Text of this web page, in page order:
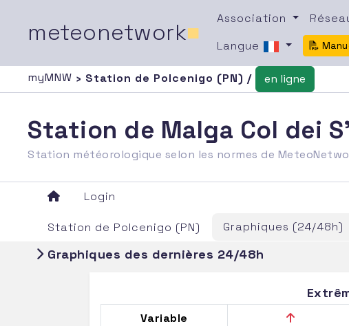
meteonetwork■
Association
Langue
myMNW › Station de Polcenigo (PN) / en ligne
Station de Malga Col dei
Station météorologique selon les normes de
Login
Station de Polcenigo (PN) Graphiques (24/48h)
Graphiques des dernières 24/48h
Variable